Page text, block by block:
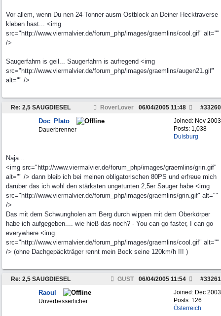
Vor allem, wenn Du nen 24-Tonner ausm Ostblock an Deiner Hecktraverse
kleben hast... <img
src="http://www.viermalvier.de/forum_php/images/graemlins/cool.gif" alt=""
/>
Saugerfahrn is geil... Saugerfahrn is aufregend <img
src="http://www.viermalvier.de/forum_php/images/graemlins/augen21.gif"
alt="" />
Re: 2,5 SAUGDIESEL RoverLover #33260
06/04/2005 11:48
Joined: Nov 2003
Posts: 1,038
Duisburg
Doc_Plato
Dauerbrenner
Naja...
<img src="http://www.viermalvier.de/forum_php/images/graemlins/grin.gif"
alt="" /> dann bleib ich bei meinen obligatorischen 80PS und erfreue mich
darüber das ich wohl den stärksten ungetunten 2,5er Sauger habe <img
src="http://www.viermalvier.de/forum_php/images/graemlins/grin.gif" alt=""
/>
Das mit dem Schwungholen am Berg durch wippen mit dem Oberkörper
habe ich aufgegeben.... wie hieß das noch? - You can go faster, I can go
everywhere <img
src="http://www.viermalvier.de/forum_php/images/graemlins/cool.gif" alt=""
/> (ohne Dachgepäckträger rennt mein Bock seine 120km/h !!! )
Re: 2,5 SAUGDIESEL GUST #33261
06/04/2005 11:54
Joined: Dec 2003
Posts: 126
Österreich
Raoul
Unverbesserlicher